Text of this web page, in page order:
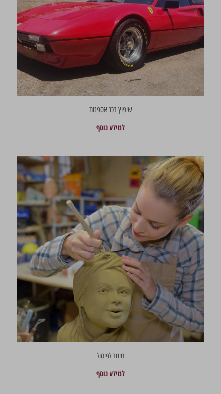
שיפוץ רכב אספנות
למידע נוסף
חימר לפיסול
למידע נוסף